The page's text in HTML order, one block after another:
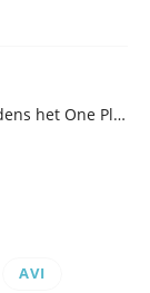
Yoga Workshop door Kika Kok Tijdens het One Planet – One People Yogafestival worden er in de middag een aantal…
AVI